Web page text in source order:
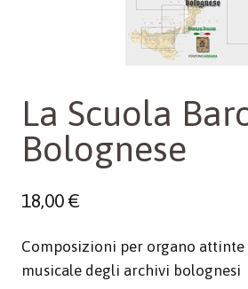
La Scuola
Bolognese
18,00€
Composizioni per organo attinte
musicale degli archivi bolognesi